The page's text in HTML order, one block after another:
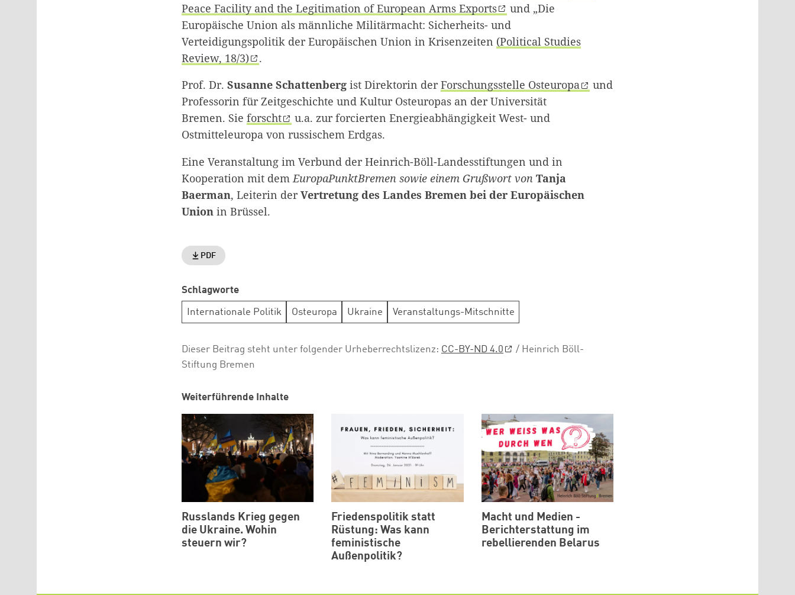
Peace Facility and the Legitimation of European Arms Exports
und „Die
Europäische Union als männliche Militärmacht: Sicherheits- und
Verteidigungspolitik der Europäischen Union in Krisenzeiten (Political Studies
Review, 18/3)
.
Prof. Dr. Susanne Schattenberg ist Direktorin derForschungsstelle Osteuropa
und
Professorin fürZeitgeschichte und Kultur Osteuropas an der Universität
Bremen. Sie forscht
u.a. zur forcierten Energieabhängigkeit West- und
Ostmitteleuropa von russischem Erdgas.
Eine Veranstaltung im Verbund der Heinrich-Böll-Landesstiftungen und in
Kooperation mit demEuropaPunktBremen sowie einem Grußwort von Tanja
Baerman, Leiterin der Vertretung des Landes Bremen bei der Europäischen
Union in Brüssel.
PDF
Schlagworte
Internationale Politik Osteuropa Ukraine Veranstaltungs-Mitschnitte
Dieser Beitrag steht unter folgender Urheberrechtslizenz: CC-BY-ND 4.0
/ Heinrich Böll-
Stiftung Bremen
Weiterführende Inhalte
Russlands Krieg gegen
die Ukraine. Wohin
steuern wir?
Friedenspolitik statt
Rüstung: Was kann
feministische
Außenpolitik?
Macht und Medien -
Berichterstattung im
rebellierenden Belarus